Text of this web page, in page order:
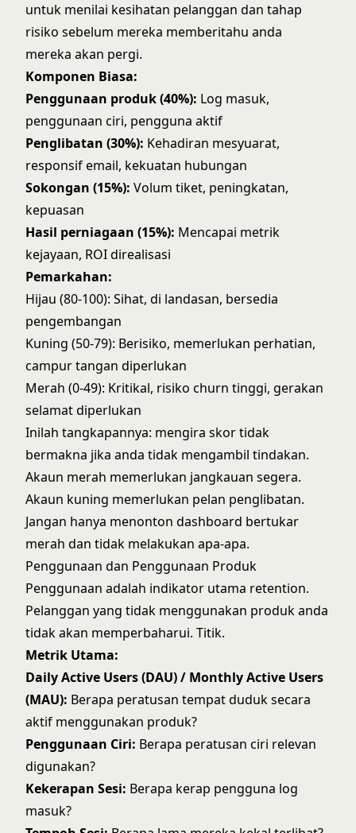
untuk menilai kesihatan pelanggan dan tahap
risiko sebelum mereka memberitahu anda
mereka akan pergi.
Komponen Biasa:
Penggunaan produk (40%): Log masuk,
penggunaan ciri, pengguna aktif
Penglibatan (30%): Kehadiran mesyuarat,
responsif email, kekuatan hubungan
Sokongan (15%): Volum tiket, peningkatan,
kepuasan
Hasil perniagaan (15%): Mencapai metrik
kejayaan, ROI direalisasi
Pemarkahan:
Hijau (80-100): Sihat, di landasan, bersedia
pengembangan
Kuning (50-79): Berisiko, memerlukan perhatian,
campur tangan diperlukan
Merah (0-49): Kritikal, risiko churn tinggi, gerakan
selamat diperlukan
Inilah tangkapannya: mengira skor tidak
bermakna jika anda tidak mengambil tindakan.
Akaun merah memerlukan jangkauan segera.
Akaun kuning memerlukan pelan penglibatan.
Jangan hanya menonton dashboard bertukar
merah dan tidak melakukan apa-apa.
Penggunaan dan Penggunaan Produk
Penggunaan adalah indikator utama retention.
Pelanggan yang tidak menggunakan produk anda
tidak akan memperbaharui. Titik.
Metrik Utama:
Daily Active Users (DAU) / Monthly Active Users
(MAU): Berapa peratusan tempat duduk secara
aktif menggunakan produk?
Penggunaan Ciri: Berapa peratusan ciri relevan
digunakan?
Kekerapan Sesi: Berapa kerap pengguna log
masuk?